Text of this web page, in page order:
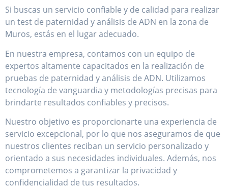
Si buscas un servicio confiable y de calidad para realizar
un test de paternidad y análisis de ADN en la zona de
Muros, estás en el lugar adecuado.
En nuestra empresa, contamos con un equipo de
expertos altamente capacitados en la realización de
pruebas de paternidad y análisis de ADN. Utilizamos
tecnología de vanguardia y metodologías precisas para
brindarte resultados confiables y precisos.
Nuestro objetivo es proporcionarte una experiencia de
servicio excepcional, por lo que nos aseguramos de que
nuestros clientes reciban un servicio personalizado y
orientado a sus necesidades individuales. Además, nos
comprometemos a garantizar la privacidad y
confidencialidad de tus resultados.